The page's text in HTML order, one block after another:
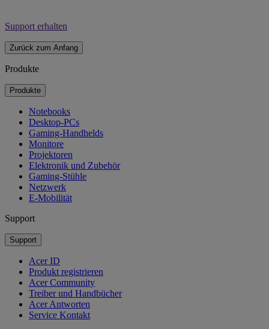
Support erhalten
Zurück zum Anfang
Produkte
Produkte
Notebooks
Desktop-PCs
Gaming-Handhelds
Monitore
Projektoren
Elektronik und Zubehör
Gaming-Stühle
Netzwerk
E-Mobilität
Support
Support
Acer ID
Produkt registrieren
Acer Community
Treiber und Handbücher
Acer Antworten
Service Kontakt